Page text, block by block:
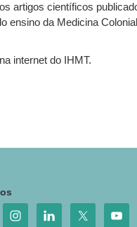
artigos científicos
ensino da Medicina
internet do IHMT.